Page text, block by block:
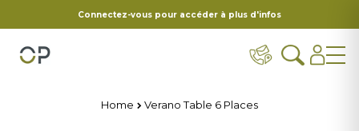
Connectez-vous pour accéder à plus d'infos
Home Verano Table 6 Places